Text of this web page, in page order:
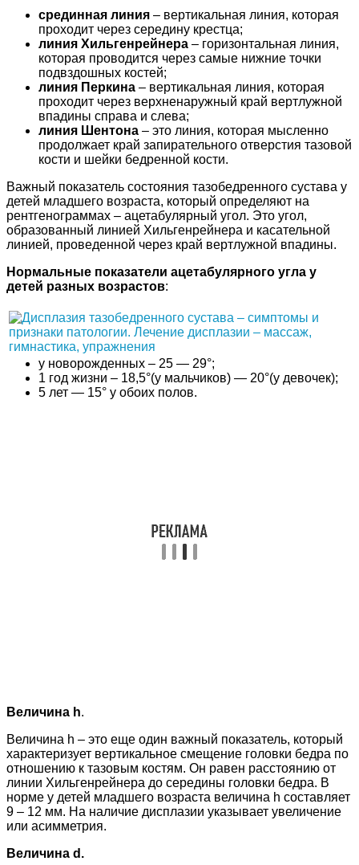
срединная линия – вертикальная линия, которая
проходит через середину крестца;
линия Хильгенрейнера – горизонтальная линия,
которая проводится через самые нижние точки
подвздошных костей;
линия Перкина – вертикальная линия, которая
проходит через верхненаружный край вертлужной
впадины справа и слева;
линия Шентона – это линия, которая мысленно
продолжает край запирательного отверстия тазовой
кости и шейки бедренной кости.
Важный показатель состояния тазобедренного сустава у
детей младшего возраста, который определяют на
рентгенограммах – ацетабулярный угол. Это угол,
образованный линией Хильгенрейнера и касательной
линией, проведенной через край вертлужной впадины.
Нормальные показатели ацетабулярного угла у
детей разных возрастов:
у новорожденных – 25 — 29°;
1 год жизни – 18,5°(у мальчиков) — 20°(у девочек);
5 лет — 15° у обоих полов.
Величина h.
Величина h – это еще один важный показатель, который
характеризует вертикальное смещение головки бедра по
отношению к тазовым костям. Он равен расстоянию от
линии Хильгенрейнера до середины головки бедра. В
норме у детей младшего возраста величина h составляет
9 – 12 мм. На наличие дисплазии указывает увеличение
или асимметрия.
Величина d.